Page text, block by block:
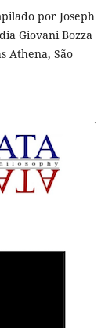
por Joseph
Giovani Bozza
Athena, São